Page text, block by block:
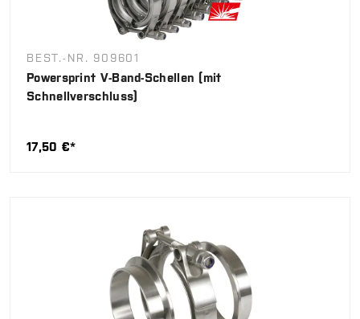
BEST.-NR. 909601
Powersprint V-Band-Schellen (mit
Schnellverschluss)
17,50 €*